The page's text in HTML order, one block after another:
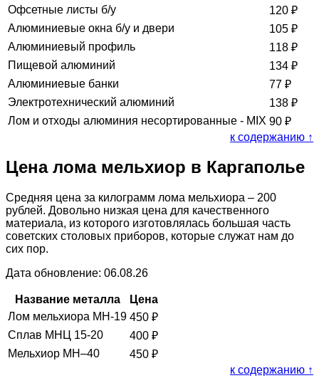
Офсетные листы б/у
120 ₽
Алюминиевые окна б/у и двери
105 ₽
Алюминиевый профиль
118 ₽
Пищевой алюминий
134 ₽
Алюминиевые банки
77 ₽
Электротехнический алюминий
138 ₽
Лом и отходы алюминия несортированные - MIX 90 ₽
к содержанию ↑
Цена лома мельхиор в Каргаполье
Средняя цена за килограмм лома мельхиора – 200
рублей. Довольно низкая цена для качественного
материала, из которого изготовлялась большая часть
советских столовых приборов, которые служат нам до
сих пор.
Дата обновление: 06.08.26
Название металла
Цена
Лом мельхиора МН-19 450 ₽
Сплав МНЦ 15-20
400 ₽
Мельхиор МН–40
450 ₽
к содержанию ↑